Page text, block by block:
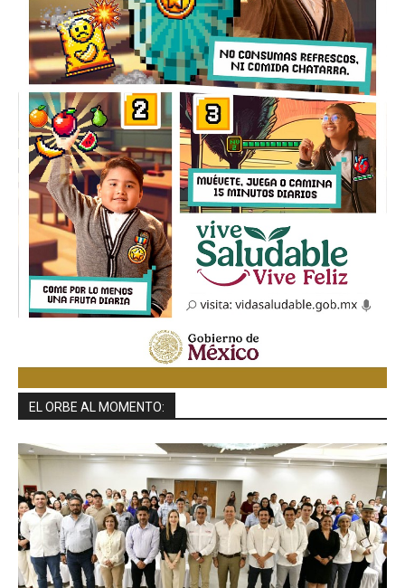
EL ORBE AL MOMENTO: